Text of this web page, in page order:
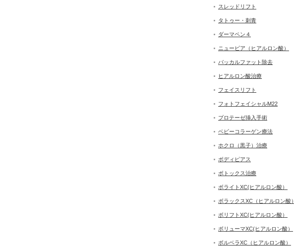
スレッドリフト
タトゥー・刺青
ダーマペン４
ニュービア（ヒアルロン酸）
バッカルファット除去
ヒアルロン酸治療
フェイスリフト
フォトフェイシャルM22
プロテーゼ挿入手術
ベビーコラーゲン療法
ホクロ（黒子）治療
ボディピアス
ボトックス治療
ボライトXC(ヒアルロン酸）
ボラックスXC（ヒアルロン酸）
ボリフトXC(ヒアルロン酸）
ボリューマXC(ヒアルロン酸）
ボルベラXC（ヒアルロン酸）